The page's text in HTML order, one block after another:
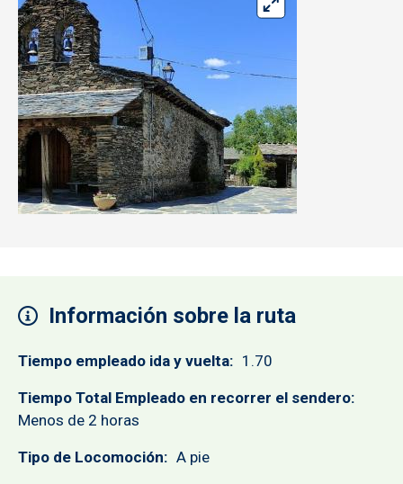
Información sobre la ruta
Tiempo empleado ida y vuelta 1.70
Tiempo Total Empleado en recorrer el sendero
Menos de 2 horas
Tipo de Locomoción A pie